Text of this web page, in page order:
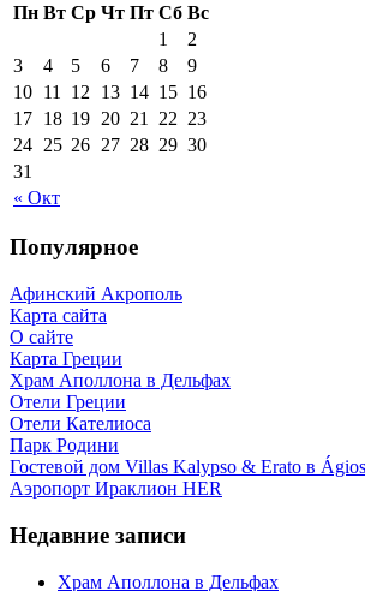
Пн Вт Ср Чт Пт Сб Вс
« Окт
1
2
3
4 5 6 7 8
9
10 11 12 13 14 15 16
17 18 19 20 21 22 23
24 25 26 27 28 29 30
31
Популярное
Афинский Акрополь
Карта сайта
О сайте
Карта Греции
Храм Аполлона в Дельфах
Отели Греции
Отели Кателиоса
Парк Родини
Гостевой дом Villas Kalypso & Erato в
Аэропорт Ираклион HER
Недавние записи
Храм Аполлона в Дельфах